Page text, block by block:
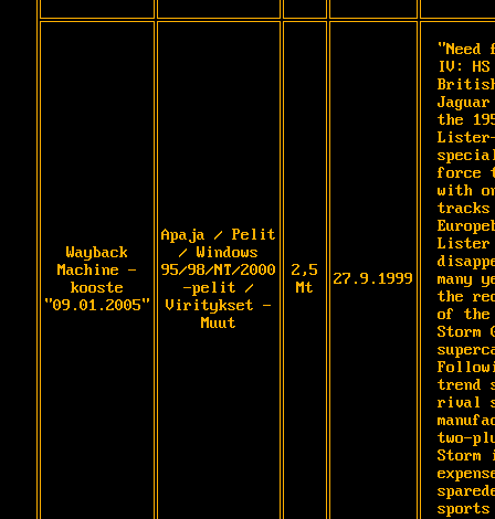
Wayback
Machine -
kooste
"09.01.2005"
Apaja / Pelit
/ Windows
95/98/NT/2000
-pelit /
Viritykset -
Muut
2,5
Mt
27.9.1999
"Need
IV:
the
force
with
Lister
many
the
of
Storm
trend
rival
two-
Storm